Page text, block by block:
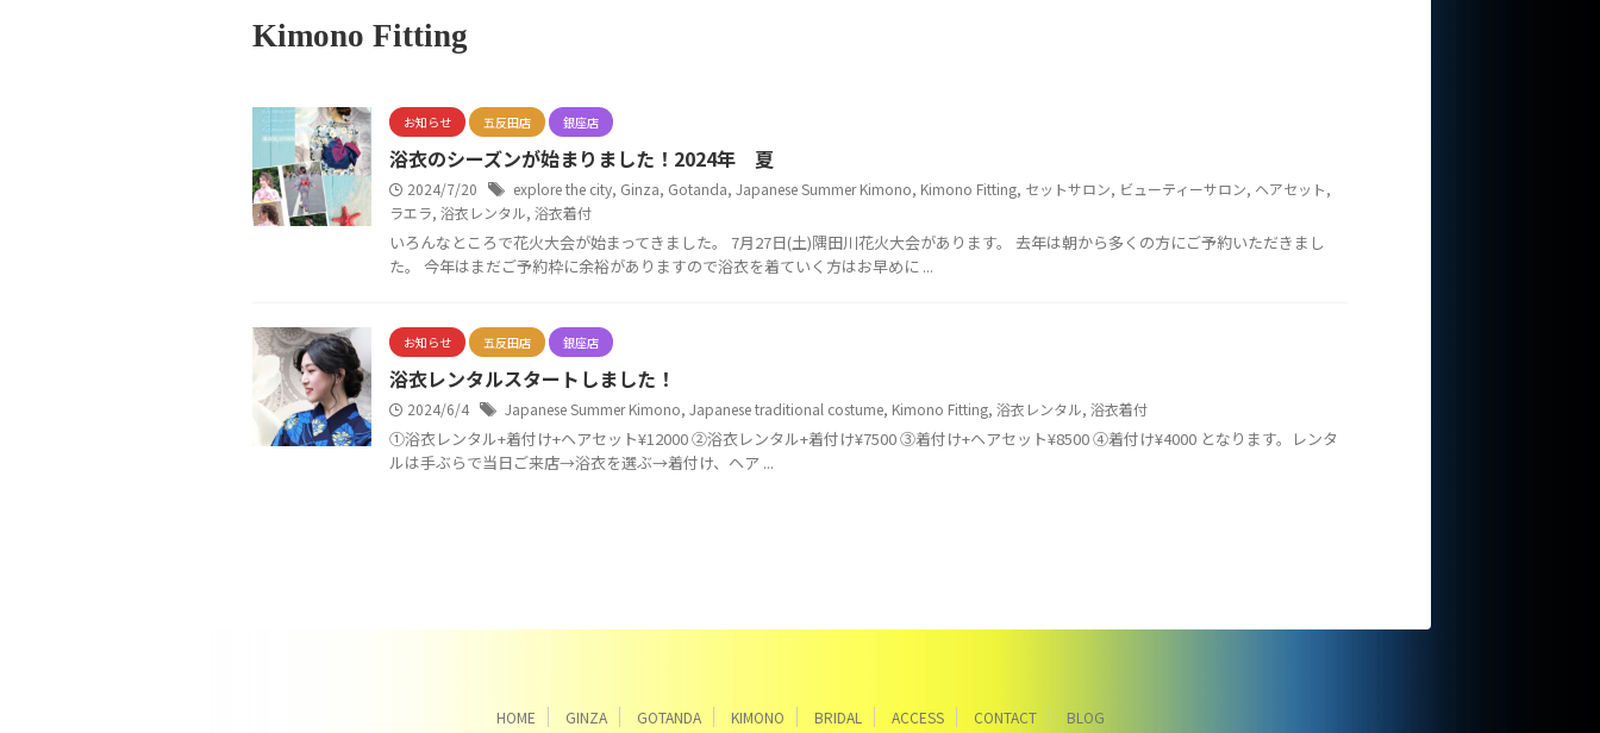
Kimono Fitting
お知らせ 五反田店 銀座店
浴衣のシーズンが始まりました！2024年 夏
2024/7/20 explore the city, Ginza, Gotanda, Japanese Summer Kimono, Kimono Fitting, セットサロン, ビューティーサロン, ヘアセット,
ラエラ, 浴衣レンタル, 浴衣着付
いろんなところで花火大会が始まってきました。 7月27日(土)隅田川花火大会があります。 去年は朝から多くの方にご予約いただきまし
た。 今年はまだご予約枠に余裕がありますので浴衣を着ていく方はお早めに ...
お知らせ 五反田店 銀座店
浴衣レンタルスタートしました！
2024/6/4 Japanese Summer Kimono, Japanese traditional costume, Kimono Fitting, 浴衣レンタル, 浴衣着付
①浴衣レンタル+着付け+ヘアセット¥12000 ②浴衣レンタル+着付け¥7500 ③着付け+ヘアセット¥8500 ④着付け¥4000 となります。レンタ
ルは手ぶらで当日ご来店→浴衣を選ぶ→着付け、ヘア ...
HOME GINZA GOTANDA KIMONO BRIDAL ACCESS CONTACT BLOG